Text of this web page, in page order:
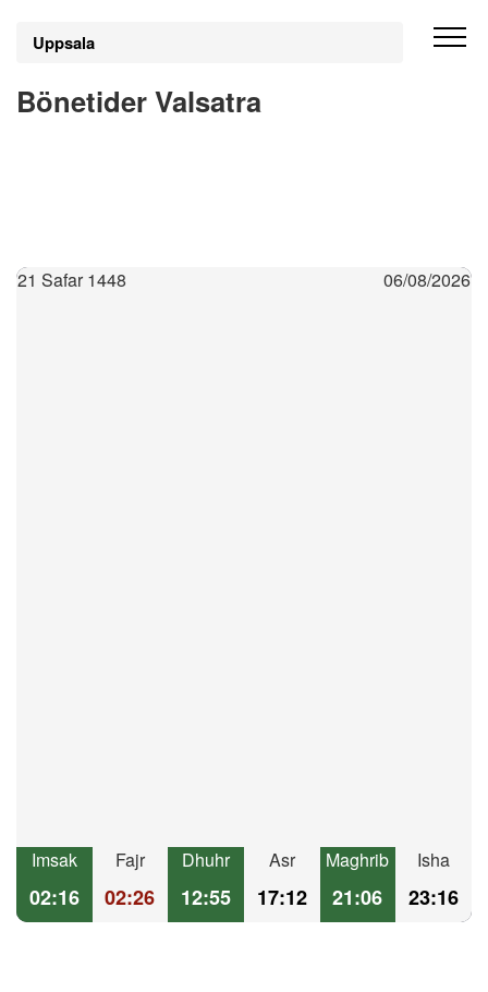
Uppsala
Bönetider Valsatra
21 Safar 1448 06/08/2026
Imsak
02:16
Fajr
02:26
Dhuhr
12:55
Asr
17:12
Maghrib
21:06
Isha
23:16